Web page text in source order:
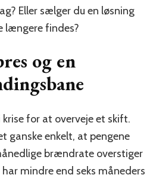
Eller sælger du en løsning
længere findes?
og en
for at overveje et skift.
ganske enkelt, at pengene
brændrate overstiger
mindre end seks måneders